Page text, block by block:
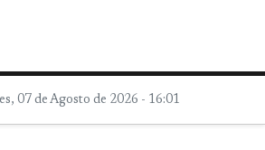
07 de Agosto de 2026 - 16:01